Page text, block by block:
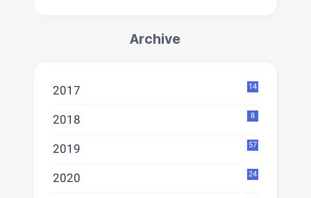
Archive
2017 14
2018 8
2019 57
2020 24